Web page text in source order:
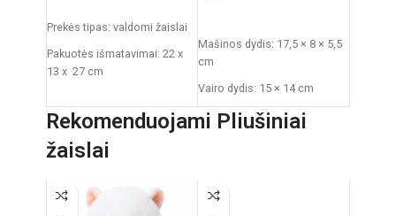
Prekės tipas: valdomi žaislai
Pakuotės išmatavimai: 22 x
13 x 27 cm
22 cm
Rekomenduojamas amžius:
nuo 3 metų
Elementai: 3x AA
Mašinos dydis: 17,5 × 8 × 5,5
cm
Vairo dydis: 15 × 14 cm
Pakuotės dydis: 33 × 5,5 ×
23,5 cm
(nepridedami)
Rekomenduojami Pliušiniai
žaislai